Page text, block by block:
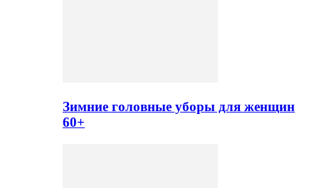
Зимние головные уборы для женщин
60+